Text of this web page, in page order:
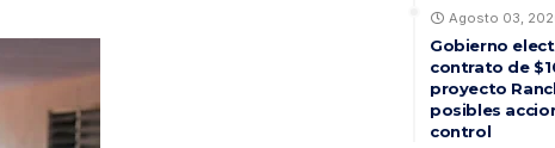
Agosto 03,
Gobierno
contrato de
proyecto
posibles
control